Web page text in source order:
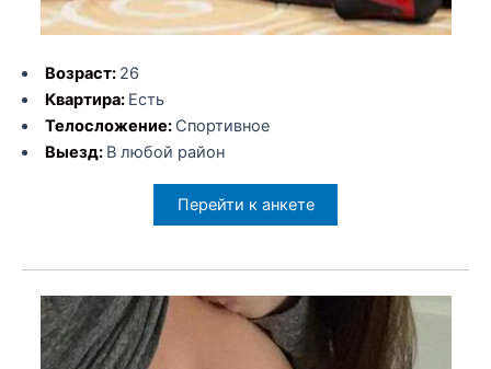
Возраст: 26
Квартира: Есть
Телосложение: Спортивное
Выезд: В любой район
Перейти к анкете